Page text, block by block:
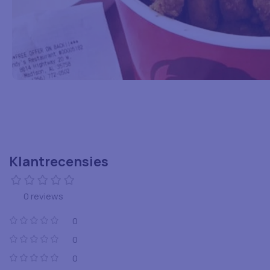
Klantrecensies
0 reviews
0
0
0